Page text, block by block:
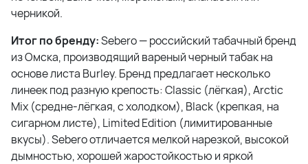
черникой.
Итог по бренду:Sebero — российский табачный бренд
из Омска, производящий вареный черный табак на
основе листа Burley. Бренд предлагает несколько
линеек под разную крепость: Classic (лёгкая), Arctic
Mix (средне-лёгкая, с холодком), Black (крепкая, на
сигарном листе), Limited Edition (лимитированные
вкусы). Sebero отличается мелкой нарезкой, высокой
дымностью, хорошей жаростойкостью и яркой